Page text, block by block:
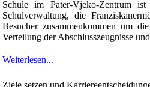
Schule im Pater-Vjeko-Zentrum
Schulverwaltung, die
Besucher zusammenkommen um
Verteilung der Abschlusszeugnisse
Weiterlesen...
Ziele setzen und